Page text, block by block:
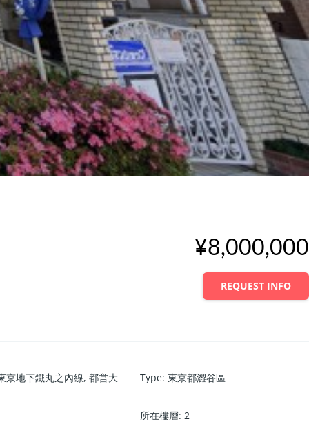
¥8,000,000
REQUEST INFO
京地下鐵丸之內線,都営大 Type: 東京都澀谷區
所在樓層: 2